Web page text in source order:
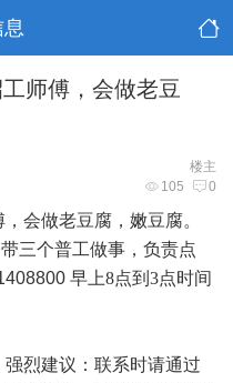
师傅，会做老豆
楼主
105 0
会做老豆腐，嫩豆腐。
三个普工做事，负责点
早上8点到3点时间
烈建议：联系时请通过